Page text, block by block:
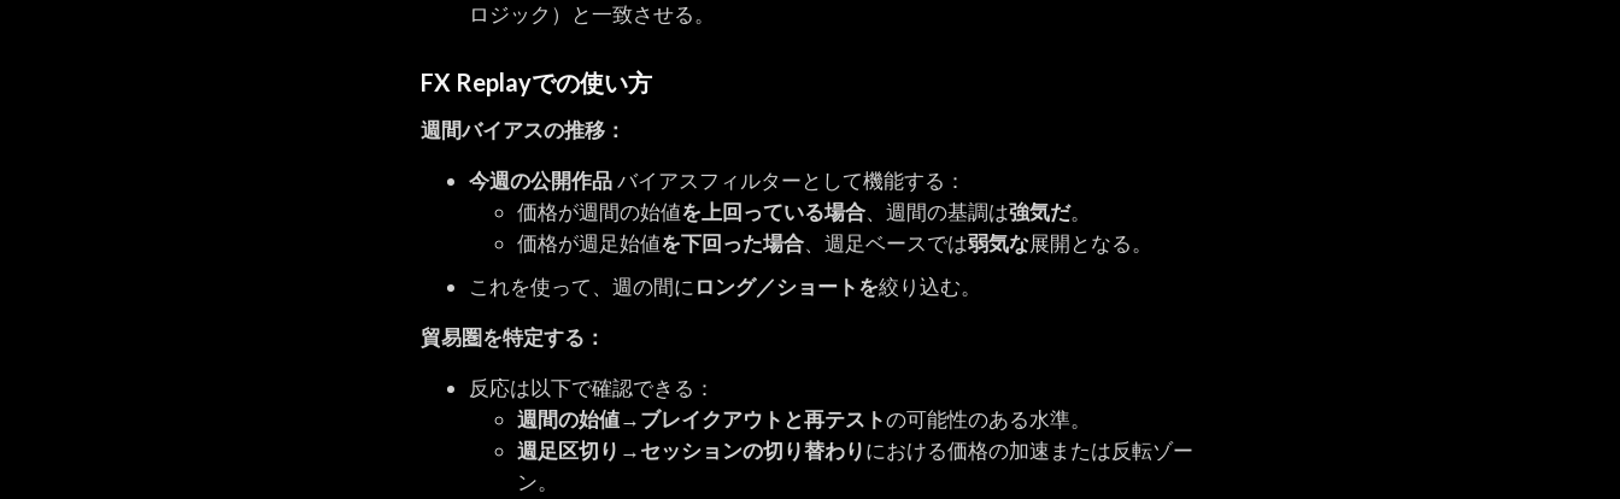
ロジック）と一致させる。
FX Replayでの使い方
週間バイアスの推移：
今週の公開作品バイアスフィルターとして機能する：
価格が週間の始値を上回っている場合、週間の基調は強気だ。
価格が週足始値を下回った場合、週足ベースでは弱気な展開となる。
これを使って、週の間にロング／ショートを絞り込む。
貿易圏を特定する：
反応は以下で確認できる：
週間の始値→ブレイクアウトと再テストの可能性のある水準。
週足区切り →セッションの切り替わりにおける価格の加速または反転ゾー
ン。